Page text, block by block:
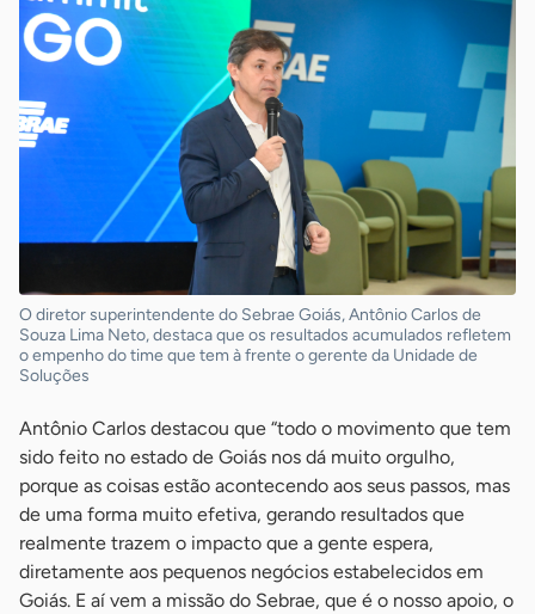
O diretor superintendente do Sebrae Goiás, Antônio Carlos de
Souza Lima Neto, destaca que os resultados acumulados refletem
o empenho do time que tem à frente o gerente da Unidade de
Soluções
Antônio Carlos destacou que “todo o movimento que tem
sido feito no estado de Goiás nos dá muito orgulho,
porque as coisas estão acontecendo aos seus passos, mas
de uma forma muito efetiva, gerando resultados que
realmente trazem o impacto que a gente espera,
diretamente aos pequenos negócios estabelecidos em
Goiás. E aí vem a missão do Sebrae, que é o nosso apoio, o